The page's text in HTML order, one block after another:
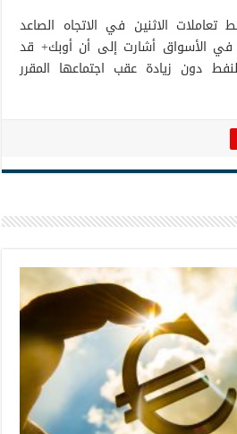
تعاملات الاثنين في الاتجاه الصاعد
الأسواق أشارت إلى أن أوبك+ قد
دون زيادة عقب اجتماعها المقرر